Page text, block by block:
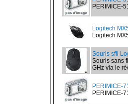
PERIMICE-
Logitech
Logitech
Souris sfil
Souris sans
GHz via le
PERIMICE-
PERIMICE-